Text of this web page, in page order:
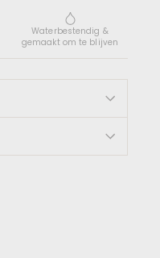
Waterbestendig &
gemaakt om te blijven